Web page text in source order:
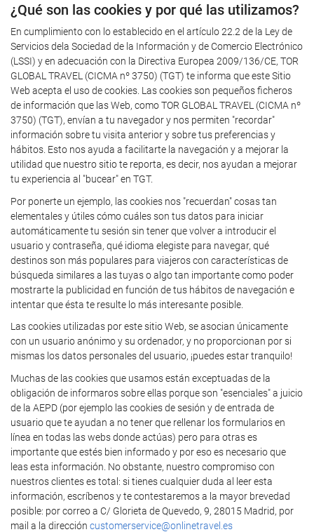
¿Qué son las cookies y por qué las utilizamos?
En cumplimiento con lo establecido en el artículo 22.2 de la Ley de
Servicios dela Sociedad de la Información y de Comercio Electrónico
(LSSI) y en adecuación con la Directiva Europea 2009/136/CE, TOR
GLOBAL TRAVEL (CICMA nº 3750) (TGT) te informa que este Sitio
Web acepta el uso de cookies. Las cookies son pequeños ficheros
de información que las Web, como TOR GLOBAL TRAVEL (CICMA nº
3750) (TGT), envían a tu navegador y nos permiten "recordar"
información sobre tu visita anterior y sobre tus preferencias y
hábitos. Esto nos ayuda a facilitarte la navegación y a mejorar la
utilidad que nuestro sitio te reporta, es decir, nos ayudan a mejorar
tu experiencia al "bucear" en TGT.
Por ponerte un ejemplo, las cookies nos "recuerdan" cosas tan
elementales y útiles cómo cuáles son tus datos para iniciar
automáticamente tu sesión sin tener que volver a introducir el
usuario y contraseña, qué idioma elegiste para navegar, qué
destinos son más populares para viajeros con características de
búsqueda similares a las tuyas o algo tan importante como poder
mostrarte la publicidad en función de tus hábitos de navegación e
intentar que ésta te resulte lo más interesante posible.
Las cookies utilizadas por este sitio Web, se asocian únicamente
con un usuario anónimo y su ordenador, y no proporcionan por si
mismas los datos personales del usuario, ¡puedes estar tranquilo!
Muchas de las cookies que usamos están exceptuadas de la
obligación de informaros sobre ellas porque son "esenciales" a juicio
de la AEPD (por ejemplo las cookies de sesión y de entrada de
usuario que te ayudan a no tener que rellenar los formularios en
línea en todas las webs donde actúas) pero para otras es
importante que estés bien informado y por eso es necesario que
leas esta información. No obstante, nuestro compromiso con
nuestros clientes es total: si tienes cualquier duda al leer esta
información, escríbenos y te contestaremos a la mayor brevedad
posible: por correo a C/ Glorieta de Quevedo, 9, 28015 Madrid, por
mail a la dirección customerservice@onlinetravel.es